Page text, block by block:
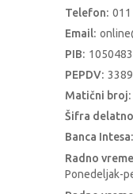
Telefon:
Email:
PIB:
PEPDV:
Matični broj:
Šifra
Banca Intesa:
Radno
Ponedeljak-